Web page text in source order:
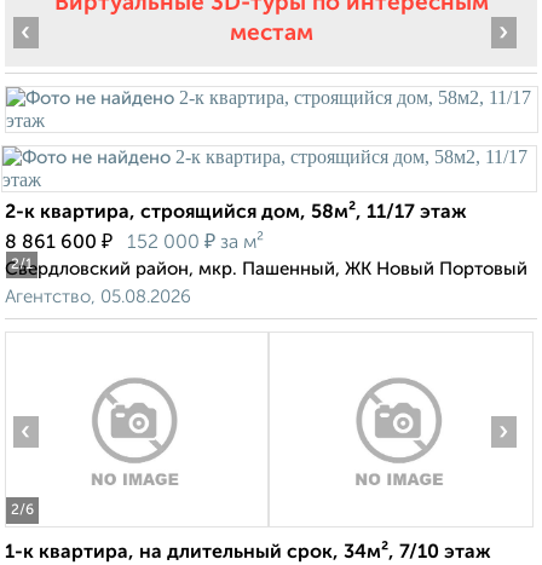
местам
2/1
‹ ›
2-к квартира, строящийся дом, 58м², 11/17 этаж
8 861 600 ₽ 152 000 ₽ за м²
Свердловский район, мкр. Пашенный, ЖК Новый Портовый
Агентство, 05.08.2026
2/6
‹ ›
1-к квартира, на длительный срок, 34м², 7/10 этаж